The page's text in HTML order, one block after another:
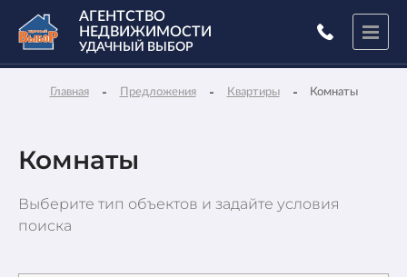
АГЕНТСТВО
НЕДВИЖИМОСТИ
УДАЧНЫЙ ВЫБОР
Главная - Предложения - Квартиры - Комнаты
Комнаты
Выберите тип объектов и задайте условия
поиска